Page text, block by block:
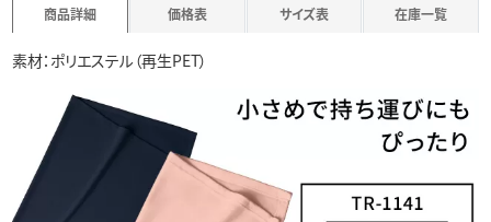
商品詳細 価格表 サイズ表 在庫一覧
素材：ポリエステル（再生PET）